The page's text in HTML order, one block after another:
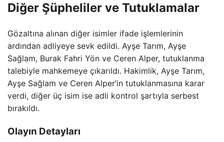
Diğer Şüpheliler ve Tutuklamalar
Gözaltına alınan diğer isimler ifade işlemlerinin
ardından adliyeye sevk edildi. Ayşe Tarım, Ayşe
Sağlam, Burak Fahri Yön ve Ceren Alper, tutuklanma
talebiyle mahkemeye çıkarıldı. Hakimlik, Ayşe Tarım,
Ayşe Sağlam ve Ceren Alper’in tutuklanmasına karar
verdi, diğer üç isim ise adli kontrol şartıyla serbest
bırakıldı.
Olayın Detayları